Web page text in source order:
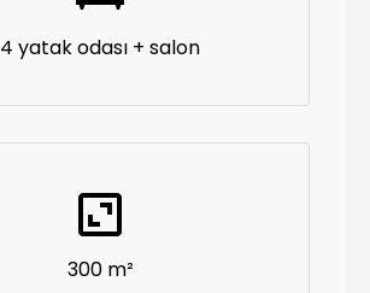
4 yatak odası + salon
300 m²